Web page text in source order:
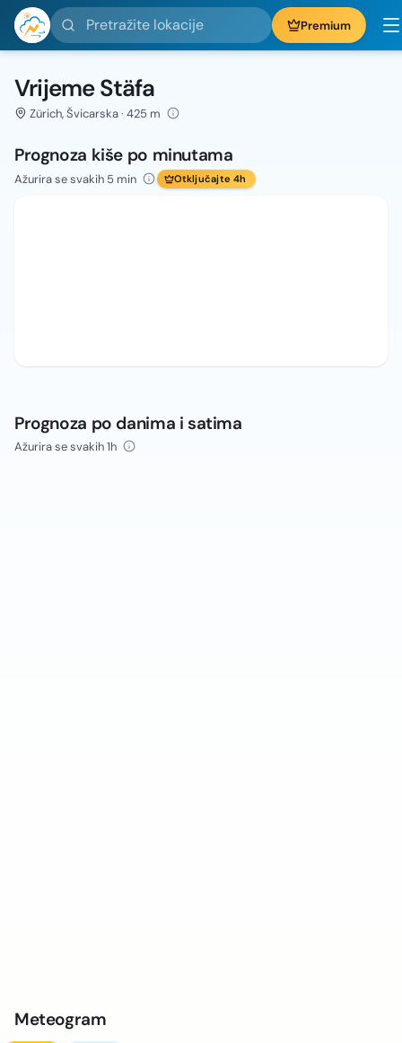
Pretražite lokacije Premium
Vrijeme Stäfa
Zürich, Švicarska · 425 m
Prognoza kiše po minutama
Ažurira se svakih 5 min Otključajte 4h
Prognoza po danima i satima
Ažurira se svakih 1h
Meteogram